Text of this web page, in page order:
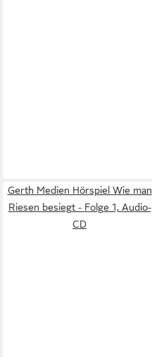
Gerth Medien Hörspiel Wie man
Riesen besiegt - Folge 1, Audio-
CD